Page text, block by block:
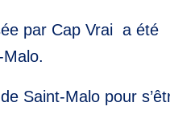
par Cap Vrai a été
Saint-Malo pour